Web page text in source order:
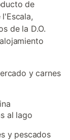
de
de la D.O.
y carnes
al lago
y pescados